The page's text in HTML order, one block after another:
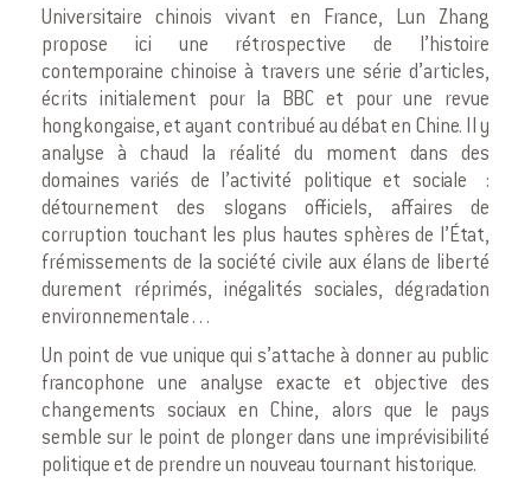
Universitaire chinois vivant en France, Lun Zhang
propose ici une rétrospective de l’histoire
contemporaine chinoise à travers une série d’articles,
écrits initialement pour la BBC et pour une revue
hongkongaise, et ayant contribué au débat en Chine. Il y
analyse à chaud la réalité du moment dans des
domaines variés de l’activité politique et sociale :
détournement des slogans officiels, affaires de
corruption touchant les plus hautes sphères de l’État,
frémissements de la société civile aux élans de liberté
durement réprimés, inégalités sociales, dégradation
environnementale…
Un point de vue unique qui s’attache à donner au public
francophone une analyse exacte et objective des
changements sociaux en Chine, alors que le pays
semble sur le point de plonger dans une imprévisibilité
politique et de prendre un nouveau tournant historique.